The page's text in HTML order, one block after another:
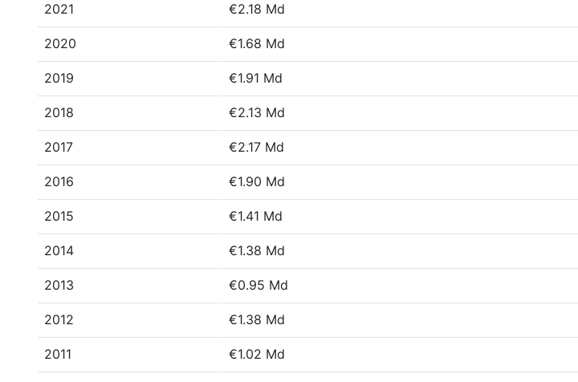
2021 €2.18 Md
2020 €1.68 Md
2019 €1.91 Md
2018 €2.13 Md
2017 €2.17 Md
2016 €1.90 Md
2015 €1.41 Md
2014 €1.38 Md
2013 €0.95 Md
2012 €1.38 Md
2011 €1.02 Md